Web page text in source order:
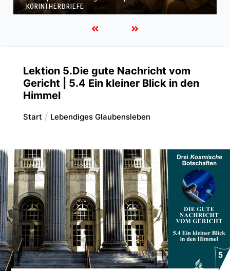
KORINTHERBRIEFE
Lektion 5.Die gute Nachricht vom
Gericht | 5.4 Ein kleiner Blick in den
Himmel
Start Lebendiges Glaubensleben